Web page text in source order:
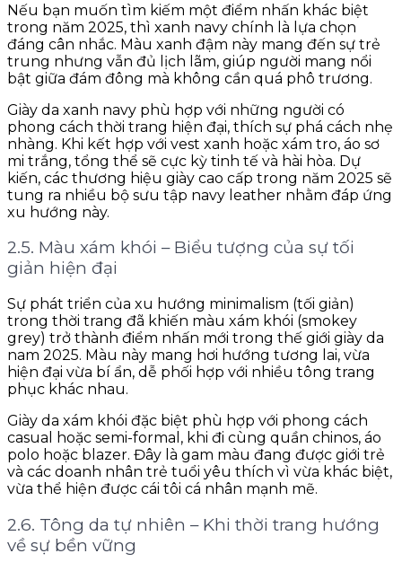
Nếu bạn muốn tìm kiếm một điểm nhấn khác biệt
trong năm 2025, thì xanh navy chính là lựa chọn
đáng cân nhắc. Màu xanh đậm này mang đến sự trẻ
trung nhưng vẫn đủ lịch lãm, giúp người mang nổi
bật giữa đám đông mà không cần quá phô trương.
Giày da xanh navy phù hợp với những người có
phong cách thời trang hiện đại, thích sự phá cách nhẹ
nhàng. Khi kết hợp với vest xanh hoặc xám tro, áo sơ
mi trắng, tổng thể sẽ cực kỳ tinh tế và hài hòa. Dự
kiến, các thương hiệu giày cao cấp trong năm 2025 sẽ
tung ra nhiều bộ sưu tập navy leather nhằm đáp ứng
xu hướng này.
2.5. Màu xám khói – Biểu tượng của sự tối
giản hiện đại
Sự phát triển của xu hướng minimalism (tối giản)
trong thời trang đã khiến màu xám khói (smokey
grey) trở thành điểm nhấn mới trong thế giới giày da
nam 2025. Màu này mang hơi hướng tương lai, vừa
hiện đại vừa bí ẩn, dễ phối hợp với nhiều tông trang
phục khác nhau.
Giày da xám khói đặc biệt phù hợp với phong cách
casual hoặc semi-formal, khi đi cùng quần chinos, áo
polo hoặc blazer. Đây là gam màu đang được giới trẻ
và các doanh nhân trẻ tuổi yêu thích vì vừa khác biệt,
vừa thể hiện được cái tôi cá nhân mạnh mẽ.
2.6. Tông da tự nhiên – Khi thời trang hướng
về sự bền vững